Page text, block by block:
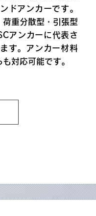
ドアンカーです。
重分散型・引張型
アンカーに代表さ
す。アンカー材料
対応可能です。